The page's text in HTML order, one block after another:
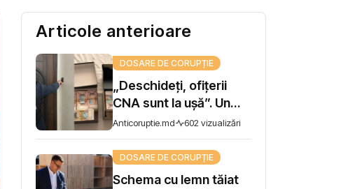
Articole anterioare
DOSARE DE CORUPȚIE
„Deschideți, ofițerii
CNA sunt la ușă”. Un
șef de direcție la AIPA,
reținut pentru trafic de
influență
Anticoruptie.md 602 vizualizări
DOSARE DE CORUPȚIE
Schema cu lemn tăiat